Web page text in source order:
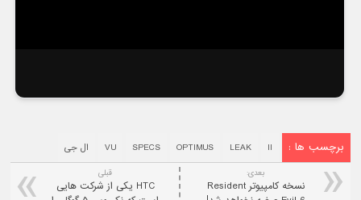
برچسب ها : II
LEAK
OPTIMUS
SPECS
VU ال جی
قبلی
HTC یکی از شرکت هایی
بعدی:
نسخه کامپيوتر Resident